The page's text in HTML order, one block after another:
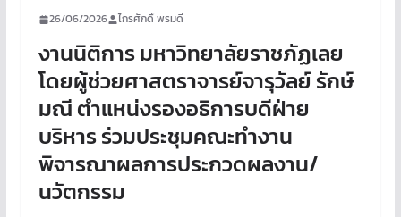
26/06/2026 ไกรศักดิ์ พรมดี
งานนิติการ มหาวิทยาลัยราชภัฏเลย
โดยผู้ช่วยศาสตราจารย์จารุวัลย์ รักษ์
มณี ตำแหน่งรองอธิการบดีฝ่าย
บริหาร ร่วมประชุมคณะทำงาน
พิจารณาผลการประกวดผลงาน/
นวัตกรรม